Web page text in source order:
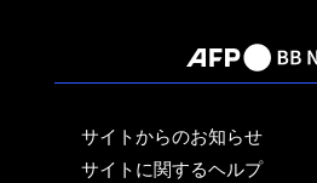
サイトからのお知らせ
サイトに関するヘルプ